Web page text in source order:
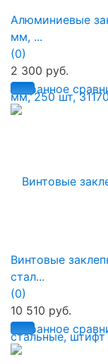
избранное
Алюминиевые
мм, ...
(0)
2 300 руб.
избранное
Винтовые
стал...
(0)
10 510 руб.